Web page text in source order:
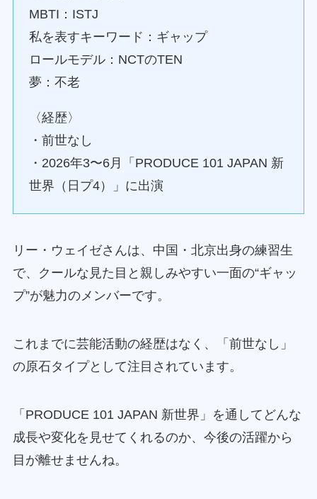
MBTI：ISTJ
私を表すキーワード：ギャップ
ロールモデル：NCTのTEN
夢：不老
〈経歴〉
・前世なし
・2026年3〜6月「PRODUCE 101 JAPAN 新
世界（日プ4）」に出演
リー・ウェイゼさんは、中国・北京出身の練習生
で、クールな見た目と親しみやすい一面の“ギャッ
プ”が魅力のメンバーです。
これまでに芸能活動の経歴はなく、「前世なし」
の原石タイプとして注目されています。
「PRODUCE 101 JAPAN 新世界」を通してどんな
成長や変化を見せてくれるのか、今後の活躍から
目が離せませんね。